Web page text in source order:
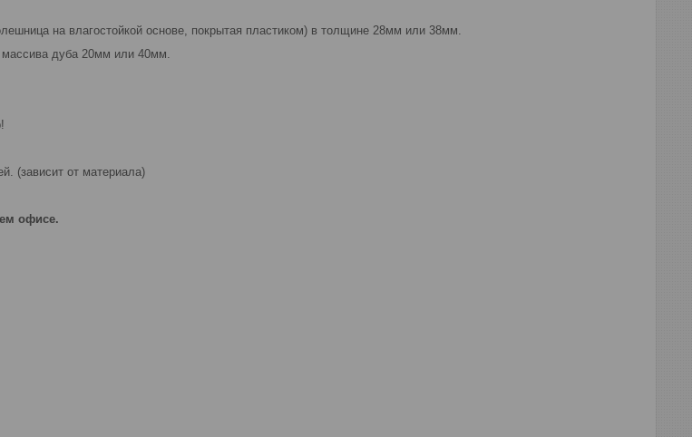
на влагостойкой основе, покрытая пластиком) в толщине 28мм или 38мм.
дуба 20мм или 40мм.
(зависит от материала)
офисе.